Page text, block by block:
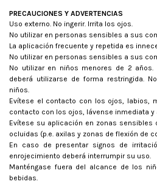
PRECAUCIONES Y ADVERTENCIAS
Uso externo. No ingerir. Irrita los ojos.
No utilizar en personas sensibles a sus
La aplicación frecuente y repetida es
No utilizar en personas sensibles a sus
No utilizar en niños menores de 2
deberá utilizarse de forma restringida.
niños.
Evítese el contacto con los ojos, labios,
contacto con los ojos, lávense inmediata y
Evítese su aplicación en zonas sensibles
ocluidas (p.e. axilas y zonas de flexión de
En caso de presentar signos de
enrojecimiento deberá interrumpir su uso.
Manténgase fuera del alcance de los
bebidas.